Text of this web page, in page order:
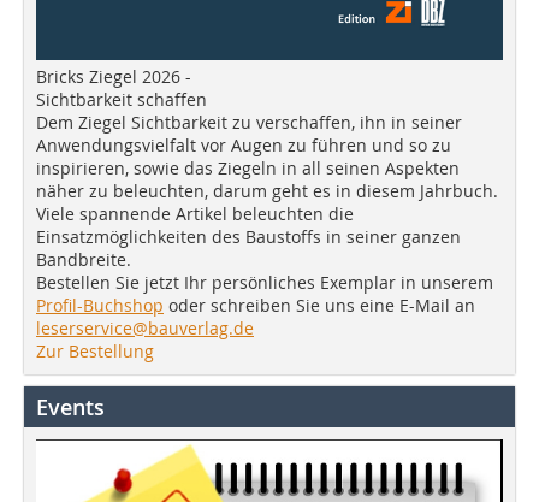
Bricks Ziegel 2026 -
Sichtbarkeit schaffen
Dem Ziegel Sichtbarkeit zu verschaffen, ihn in seiner
Anwendungsvielfalt vor Augen zu führen und so zu
inspirieren, sowie das Ziegeln in all seinen Aspekten
näher zu beleuchten, darum geht es in diesem Jahrbuch.
Viele spannende Artikel beleuchten die
Einsatzmöglichkeiten des Baustoffs in seiner ganzen
Bandbreite.
Bestellen Sie jetzt Ihr persönliches Exemplar in unserem
Profil-Buchshop oder schreiben Sie uns eine E-Mail an
leserservice@bauverlag.de
Zur Bestellung
Events